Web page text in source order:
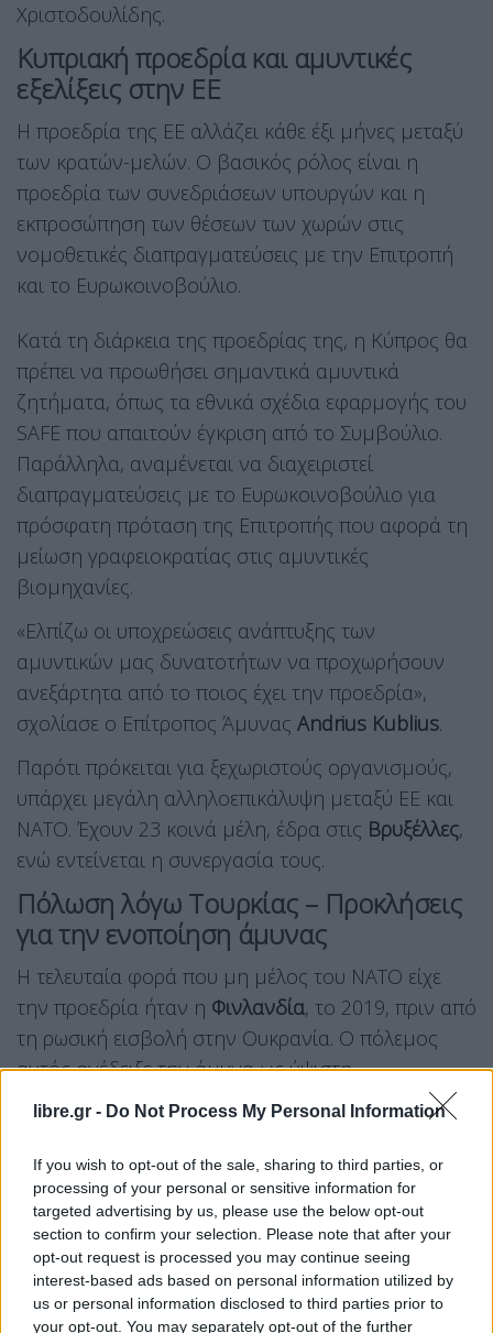
libre.gr - Do Not Process My Personal Information
If you wish to opt-out of the sale, sharing to third parties, or
processing of your personal or sensitive information for
targeted advertising by us, please use the below opt-out
section to confirm your selection. Please note that after your
opt-out request is processed you may continue seeing
interest-based ads based on personal information utilized by
us or personal information disclosed to third parties prior to
your opt-out. You may separately opt-out of the further
Χριστοδουλίδης.
Κυπριακή προεδρία και αμυντικές
εξελίξεις στην ΕΕ
Η προεδρία της ΕΕ αλλάζει κάθε έξι μήνες μεταξύ
των κρατών-μελών. Ο βασικός ρόλος είναι η
προεδρία των συνεδριάσεων υπουργών και η
εκπροσώπηση των θέσεων των χωρών στις
νομοθετικές διαπραγματεύσεις με την Επιτροπή
και το Ευρωκοινοβούλιο.
Κατά τη διάρκεια της προεδρίας της, η Κύπρος θα
πρέπει να προωθήσει σημαντικά αμυντικά
ζητήματα, όπως τα εθνικά σχέδια εφαρμογής του
SAFE που απαιτούν έγκριση από το Συμβούλιο.
Παράλληλα, αναμένεται να διαχειριστεί
διαπραγματεύσεις με το Ευρωκοινοβούλιο για
πρόσφατη πρόταση της Επιτροπής που αφορά τη
μείωση γραφειοκρατίας στις αμυντικές
βιομηχανίες.
«Ελπίζω οι υποχρεώσεις ανάπτυξης των
αμυντικών μας δυνατοτήτων να προχωρήσουν
ανεξάρτητα από το ποιος έχει την προεδρία»,
σχολίασε ο Επίτροπος Άμυνας Andrius Kublius.
Παρότι πρόκειται για ξεχωριστούς οργανισμούς,
υπάρχει μεγάλη αλληλοεπικάλυψη μεταξύ ΕΕ και
ΝΑΤΟ. Έχουν 23 κοινά μέλη, έδρα στις Βρυξέλλες,
ενώ εντείνεται η συνεργασία τους.
Πόλωση λόγω Τουρκίας – Προκλήσεις
για την ενοποίηση άμυνας
Η τελευταία φορά που μη μέλος του ΝΑΤΟ είχε
την προεδρία ήταν η Φινλανδία, το 2019, πριν από
τη ρωσική εισβολή στην Ουκρανία. Ο πόλεμος
αυτός ανέδειξε την άμυνα ως ύψιστη
προτεραιότητα για την ΕΕ και οδήγησε στην
Ένωση έχει τον πρώτο επίτροπο Άμυνας και
καταβάλλει τεράστιες προσπάθειες για αύξηση
των στρατιωτικών δαπανών των κρατών-μελών.
Κυπριακοί αξιωματούχοι αναγνωρίζουν τη
σημασία του θέματος. «Η άμυνα και η ασφάλεια,